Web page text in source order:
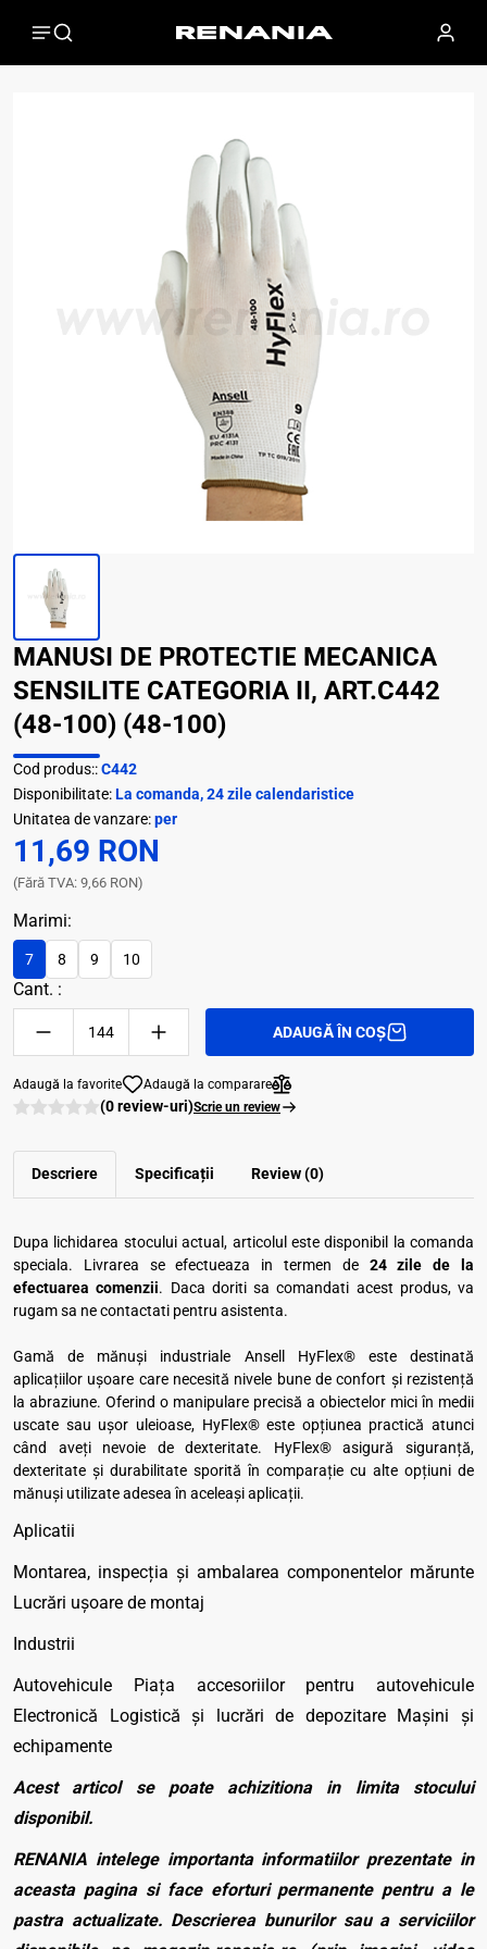
MANUSI DE PROTECTIE MECANICA
SENSILITE CATEGORIA II, ART.C442
(48-100) (48-100)
Cod produs::C442
Disponibilitate:La comanda, 24 zile calendaristice
Unitatea de vanzare:per
11,69 RON
(Fără TVA: 9,66 RON)
Marimi:
7 8 9 10
Cant. :
ADAUGĂ ÎN COȘ
Adaugă la favorite Adaugă la comparare
(0 review-uri)Scrie un review
Descriere Specificații Review (0)
Dupa lichidarea stocului actual, articolul este disponibil la comanda
speciala. Livrarea se efectueaza in termen de 24 zile de la
efectuarea comenzii. Daca doriti sa comandati acest produs, va
rugam sa ne contactati pentru asistenta.
Gamă de mănuşi industriale Ansell HyFlex® este destinată
aplicaţiilor uşoare care necesită nivele bune de confort şi rezistenţă
la abraziune. Oferind o manipulare precisă a obiectelor mici în medii
uscate sau uşor uleioase, HyFlex® este opţiunea practică atunci
când aveţi nevoie de dexteritate. HyFlex® asigură siguranţă,
dexteritate şi durabilitate sporită în comparaţie cu alte opţiuni de
mănuşi utilizate adesea în aceleaşi aplicaţii.
Aplicatii
Montarea, inspecţia şi ambalarea componentelor mărunte
Lucrări uşoare de montaj
Industrii
Autovehicule Piaţa accesoriilor pentru autovehicule
Electronică Logistică şi lucrări de depozitare Maşini şi
echipamente
Acest articol se poate achizitiona in limita stocului
disponibil.
RENANIA intelege importanta informatiilor prezentate in
aceasta pagina si face eforturi permanente pentru a le
pastra actualizate. Descrierea bunurilor sau a serviciilor